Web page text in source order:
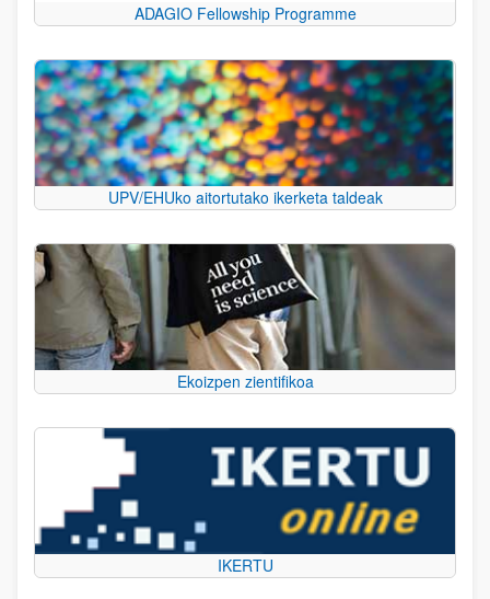
ADAGIO Fellowship Programme
UPV/EHUko aitortutako ikerketa taldeak
Ekoizpen zientifikoa
IKERTU